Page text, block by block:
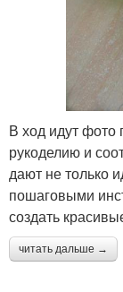
В ход идут фото
рукоделию и
дают не только
пошаговыми
создать
читать дальше →